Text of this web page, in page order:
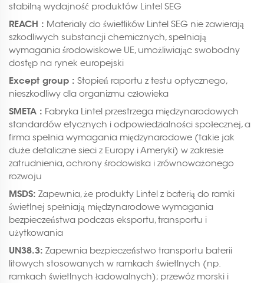
stabilną wydajność produktów Lintel SEG
REACH : Materiały do świetlików Lintel SEG nie zawierają
szkodliwych substancji chemicznych, spełniają
wymagania środowiskowe UE, umożliwiając swobodny
dostęp na rynek europejski
Except group : Stopień raportu z testu optycznego,
nieszkodliwy dla organizmu człowieka
SMETA : Fabryka Lintel przestrzega międzynarodowych
standardów etycznych i odpowiedzialności społecznej, a
firma spełnia wymagania międzynarodowe (takie jak
duże detaliczne sieci z Europy i Ameryki) w zakresie
zatrudnienia, ochrony środowiska i zrównoważonego
rozwoju
MSDS: Zapewnia, że produkty Lintel z baterią do ramki
świetlnej spełniają międzynarodowe wymagania
bezpieczeństwa podczas eksportu, transportu i
użytkowania
UN38.3: Zapewnia bezpieczeństwo transportu baterii
litowych stosowanych w ramkach świetlnych (np.
ramkach świetlnych ładowalnych); przewóz morski i